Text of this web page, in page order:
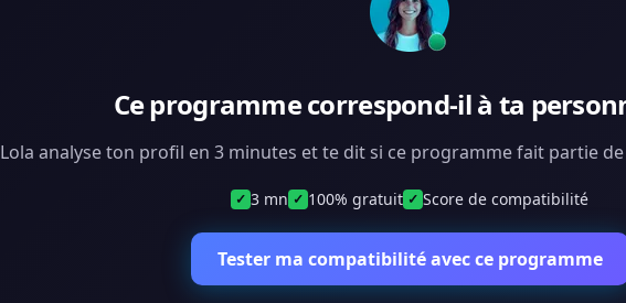
Ce programme correspond-il à ta
Lola analyse ton profil en 3 minutes et te dit si ce programme fait partie
✓ 3 mn ✓ 100% gratuit ✓ Score de compatibilité
Tester ma compatibilité avec ce programme